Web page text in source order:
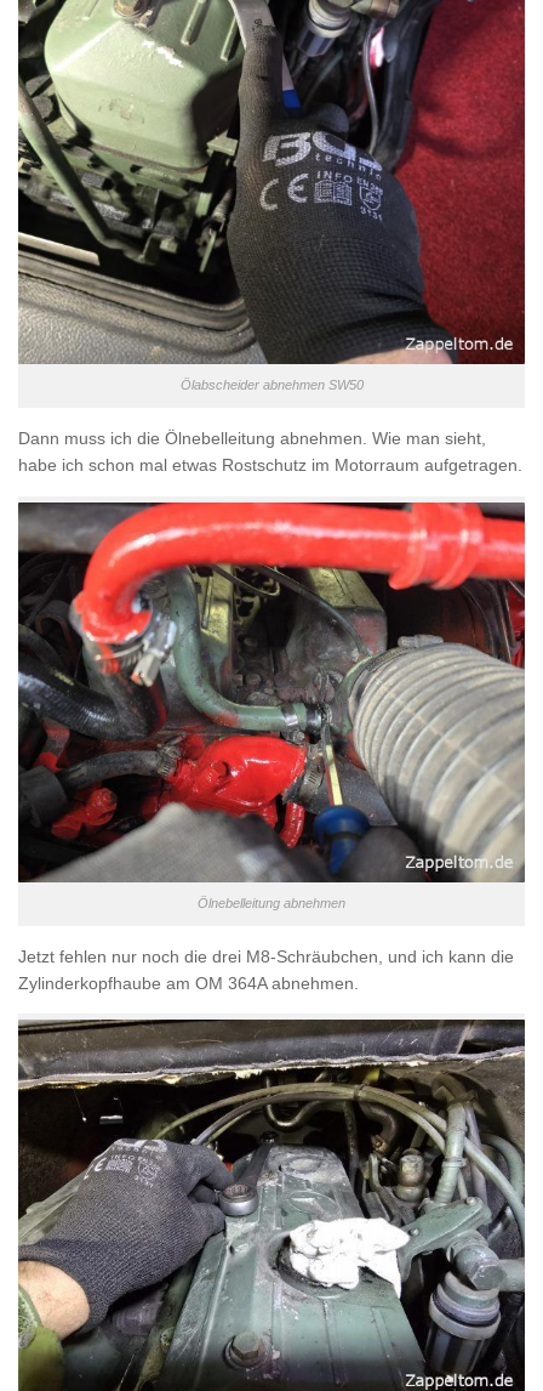
Ölabscheider abnehmen SW50
Dann muss ich die Ölnebelleitung abnehmen. Wie man sieht,
habe ich schon mal etwas Rostschutz im Motorraum aufgetragen.
Ölnebelleitung abnehmen
Jetzt fehlen nur noch die drei M8-Schräubchen, und ich kann die
Zylinderkopfhaube am OM 364A abnehmen.